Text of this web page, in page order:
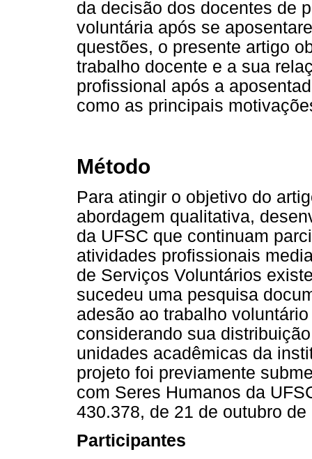
da decisão dos docentes de
voluntária após se
questões, o presente artigo
trabalho docente e a sua
profissional após a
como as principais
Método
Para atingir o objetivo do
abordagem qualitativa,
da UFSC que continuam
atividades profissionais
de Serviços Voluntários
sucedeu uma pesquisa
adesão ao trabalho
considerando sua
unidades acadêmicas da
projeto foi previamente
com Seres Humanos da
430.378, de 21 de outubro de
Participantes